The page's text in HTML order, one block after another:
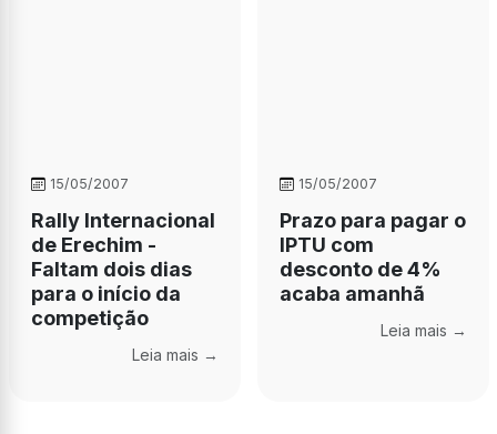
15/05/2007
Rally Internacional
de Erechim -
Faltam dois dias
para o início da
competição
Leia mais →
15/05/2007
Prazo para pagar o
IPTU com
desconto de 4%
acaba amanhã
Leia mais →